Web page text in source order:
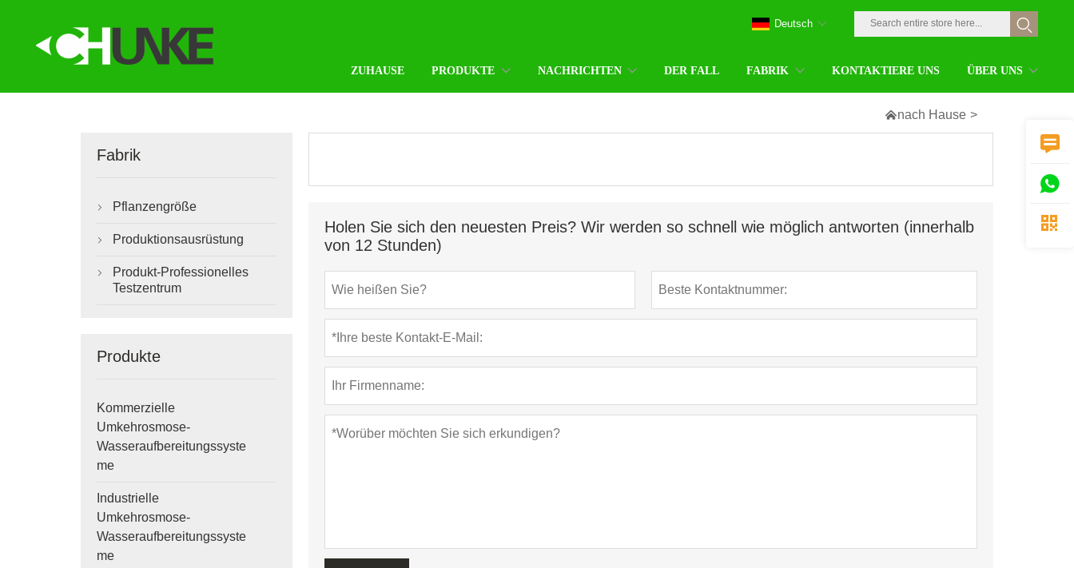
ZUHAUSE PRODUKTE NACHRICHTEN DER FALL FABRIK KONTAKTIERE UNS ÜBER UNS
Deutsch
nach Hause >
Fabrik
 Pflanzengröße
 Produktionsausrüstung

Produkt-Professionelles
Testzentrum
Produkte
Kommerzielle
Umkehrosmose-
Wasseraufbereitungssyste
me
Industrielle
Umkehrosmose-
Wasseraufbereitungssyste
me
Holen Sie sich den neuesten Preis? Wir werden so schnell wie möglich antworten (innerhalb
von 12 Stunden)


